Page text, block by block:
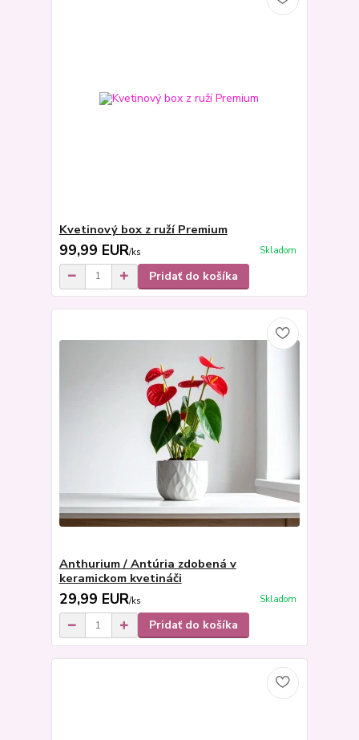
Kvetinový box z ruží Premium
99,99 EUR/ks Skladom
Pridať do košíka
Anthurium / Antúria zdobená v
keramickom kvetináči
29,99 EUR/ks Skladom
Pridať do košíka